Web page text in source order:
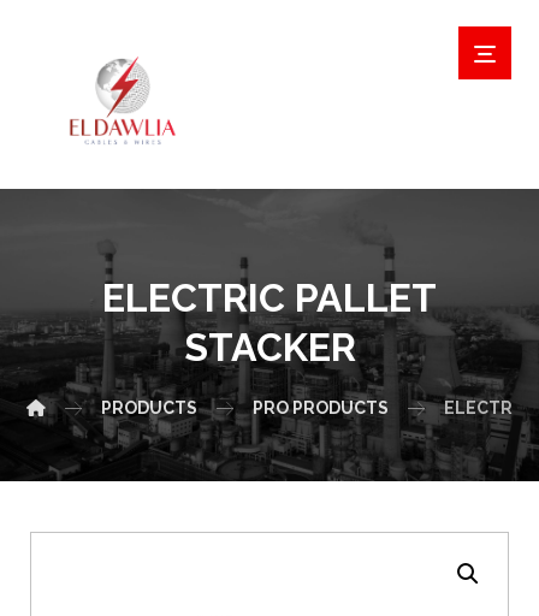
ELECTRIC PALLET
STACKER
PRODUCTS PRO PRODUCTS ELECTRIC